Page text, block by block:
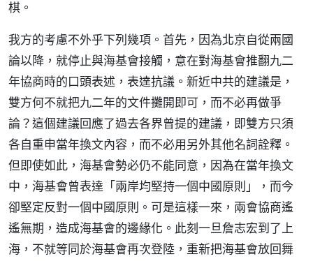
棋。
我方的考慮不外乎下列幾項。首先，因為北京自從兩國
論以降，就停止與海基會接觸，意在對海基會推翻九二
年協商時的口頭表述，表達抗議。新近中共的建議是，
雙方何不就把九二年的文件攤開即可，而不必再做爭
論？這個建議回應了過去各界曾提的建議，即雙方只須
各自重申當年換文內容，而不必用另外其他名詞詮釋。
但即使如此，海基會勢必仍不能同意，因為在當年換文
中，海基會曾表達「兩岸均堅持一個中國原則」，而今
卻堅定反對一個中國原則。可是這樣一來，兩會協商遙
遙無期，造成海基會的邊緣化。此刻一旦詹志宏到了上
海，不就等同於海基會再次登陸，重新把海基會放回舞